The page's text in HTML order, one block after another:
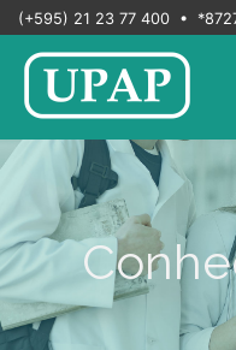
(+595) 21 23 77 400 •